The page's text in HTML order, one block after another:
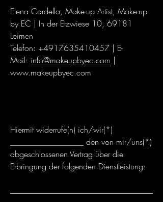
Elena Cardella, Make-up Artist, Make-up
by EC | In der Etzwiese 10, 69181
Leimen
Telefon: +4917635410457 | E-
Mail: info@makeupbyec.com |
www.makeupbyec.com
Hiermit widerrufe(n) ich/wir(*)
__________________ den von mir/uns(*)
abgeschlossenen Vertrag über die
Erbringung der folgenden Dienstleistung: